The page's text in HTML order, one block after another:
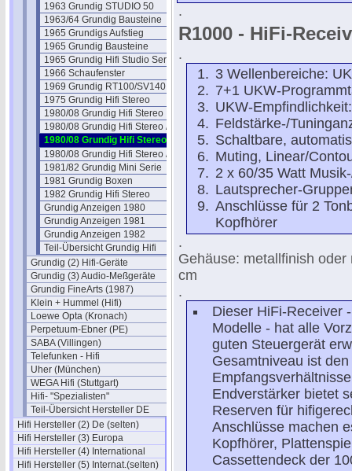
1963 Grundig STUDIO 50
1963/64 Grundig Bausteine
1965 Grundigs Aufstieg
1965 Grundig Bausteine
1965 Grundig Hifi Studio Serie
1966 Schaufenster
1969 Grundig RT100/SV140
1975 Grundig Hifi Stereo
1980/08 Grundig Hifi Stereo
1980/08 Grundig Hifi Stereo /2
1980/08 Grundig Hifi Stereo /3
1980/08 Grundig Hifi Stereo /4
1981/82 Grundig Mini Serie
1981 Grundig Boxen
1982 Grundig Hifi Stereo
Grundig Anzeigen 1980
Grundig Anzeigen 1981
Grundig Anzeigen 1982
Teil-Übersicht Grundig Hifi
Grundig (2) Hifi-Geräte
Grundig (3) Audio-Meßgeräte
Grundig FineArts (1987)
Klein + Hummel (Hifi)
Loewe Opta (Kronach)
Perpetuum-Ebner (PE)
SABA (Villingen)
Telefunken - Hifi
Uher (München)
WEGA Hifi (Stuttgart)
Hifi- "Spezialisten"
Teil-Übersicht Hersteller DE
Hifi Hersteller (2) De (selten)
Hifi Hersteller (3) Europa
Hifi Hersteller (4) International
Hifi Hersteller (5) Internat.(selten)
.
R1000 - HiFi-
.
3 Wellenbereiche:
7+1 UKW-
UKW-
Feldstärke-/
Schaltbare,
Muting, Linear/
2 x 60/35 Watt
Lautsprecher-
Anschlüsse für 2
Kopfhörer
.
Gehäuse: metallfinish
cm
.
Dieser HiFi-Receiver
Modelle - hat alle
guten Steuergerät
Gesamtniveau ist
Endverstärker bietet
Reserven für
Anschlüsse machen
Kopfhörer,
Cassettendeck der